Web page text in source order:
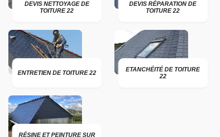
DEVIS NETTOYAGE DE
TOITURE 22
DEVIS RÉPARATION DE
TOITURE 22
ENTRETIEN DE TOITURE 22
ETANCHÉITÉ DE TOITURE
22
RÉSINE ET PEINTURE SUR